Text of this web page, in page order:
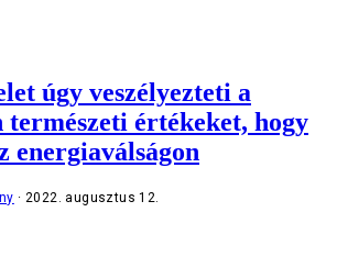
úgy veszélyezteti a
értékeket, hogy
energiaválságon
2022. augusztus 12.